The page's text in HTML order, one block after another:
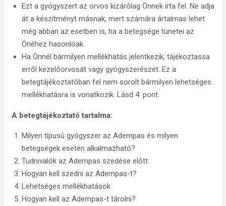
Ezt a gyógyszert az orvos kizárólag Önnek írta fel. Ne adja
át a készítményt másnak, mert számára ártalmas lehet
még abban az esetben is, ha a betegsége tünetei az
Önéhez hasonlóak.
Ha Önnél bármilyen mellékhatás jelentkezik, tájékoztassa
erről kezelőorvosát vagy gyógyszerészét. Ez a
betegtájékoztatóban fel nem sorolt bármilyen lehetséges
mellékhatásra is vonatkozik. Lásd 4. pont.
A betegtájékoztató tartalma:
Milyen típusú gyógyszer az Adempas és milyen
betegségek esetén alkalmazható?
Tudnivalók az Adempas szedése előtt
Hogyan kell szedni az Adempas-t?
Lehetséges mellékhatások
Hogyan kell az Adempas-t tárolni?